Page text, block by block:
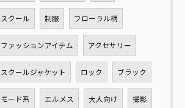
スクール 制服 フローラル柄
ファッションアイテム アクセサリー
スクールジャケット ロック ブラック
モード系 エルメス 大人向け 撮影